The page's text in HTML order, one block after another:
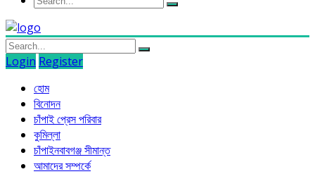
Login Register
হোম
বিনোদন
চাঁপাই প্রেস পরিবার
কুমিল্লা
চাঁপাইনবাবগঞ্জ সীমান্ত
আমাদের সম্পর্কে